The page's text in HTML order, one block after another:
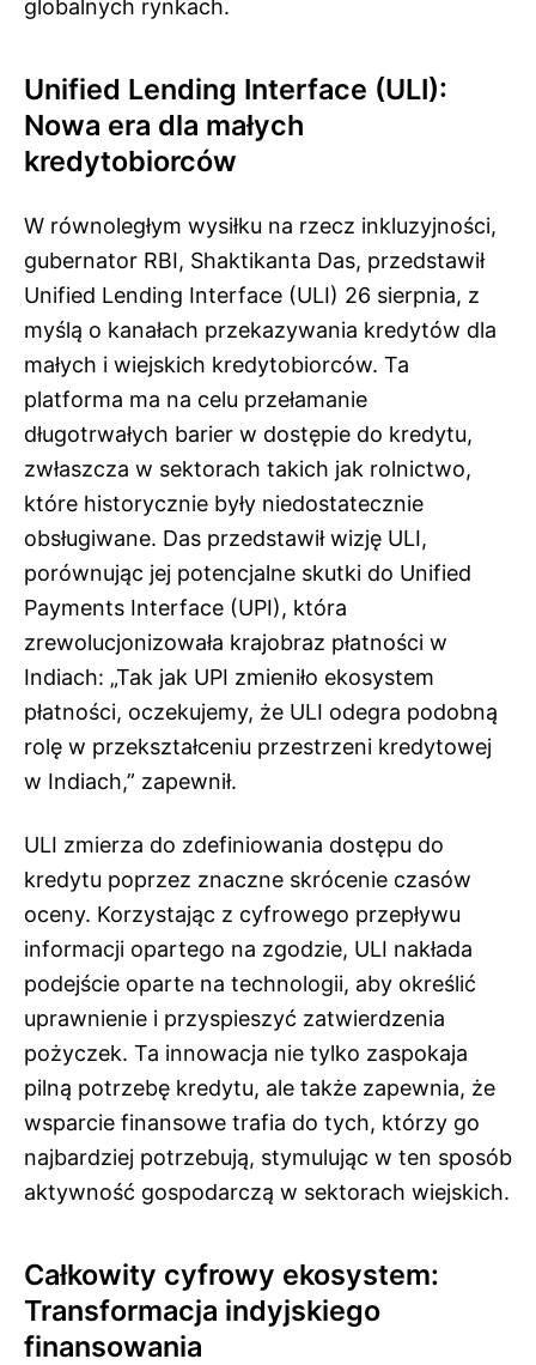
globalnych rynkach.
Unified Lending Interface (ULI):
Nowa era dla małych
kredytobiorców
W równoległym wysiłku na rzecz inkluzyjności,
gubernator RBI, Shaktikanta Das, przedstawił
Unified Lending Interface (ULI) 26 sierpnia, z
myślą o kanałach przekazywania kredytów dla
małych i wiejskich kredytobiorców. Ta
platforma ma na celu przełamanie
długotrwałych barier w dostępie do kredytu,
zwłaszcza w sektorach takich jak rolnictwo,
które historycznie były niedostatecznie
obsługiwane. Das przedstawił wizję ULI,
porównując jej potencjalne skutki do Unified
Payments Interface (UPI), która
zrewolucjonizowała krajobraz płatności w
Indiach: „Tak jak UPI zmieniło ekosystem
płatności, oczekujemy, że ULI odegra podobną
rolę w przekształceniu przestrzeni kredytowej
w Indiach,” zapewnił.
ULI zmierza do zdefiniowania dostępu do
kredytu poprzez znaczne skrócenie czasów
oceny. Korzystając z cyfrowego przepływu
informacji opartego na zgodzie, ULI nakłada
podejście oparte na technologii, aby określić
uprawnienie i przyspieszyć zatwierdzenia
pożyczek. Ta innowacja nie tylko zaspokaja
pilną potrzebę kredytu, ale także zapewnia, że
wsparcie finansowe trafia do tych, którzy go
najbardziej potrzebują, stymulując w ten sposób
aktywność gospodarczą w sektorach wiejskich.
Całkowity cyfrowy ekosystem:
Transformacja indyjskiego
finansowania